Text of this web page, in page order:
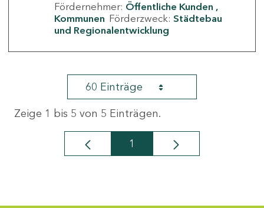
Fördernehmer: Öffentliche Kunden
Kommunen Förderzweck: Städtebau
und Regionalentwicklung
60 Einträge
Zeige 1 bis 5 von 5 Einträgen.
Seite
1